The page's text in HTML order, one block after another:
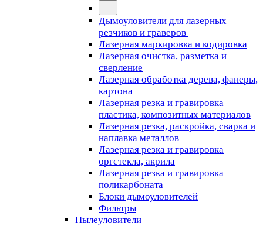
Дымоуловители для лазерных
резчиков и граверов
Лазерная маркировка и кодировка
Лазерная очистка, разметка и
сверление
Лазерная обработка дерева, фанеры,
картона
Лазерная резка и гравировка
пластика, композитных материалов
Лазерная резка, раскройка, сварка и
наплавка металлов
Лазерная резка и гравировка
оргстекла, акрила
Лазерная резка и гравировка
поликарбоната
Блоки дымоуловителей
Фильтры
Пылеуловители